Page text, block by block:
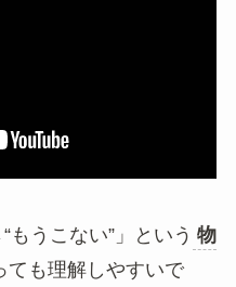
うこない”」という 物
ても理解しやすいで